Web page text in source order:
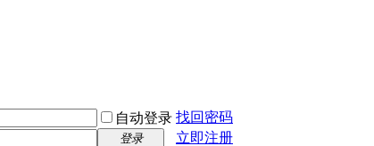
自动登录 找回密码
登录
立即注册